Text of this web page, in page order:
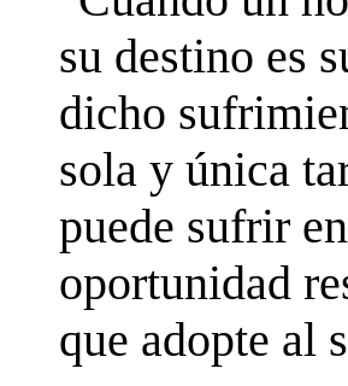
su destino es
dicho
sola y única
puede sufrir
oportunidad
que adopte al